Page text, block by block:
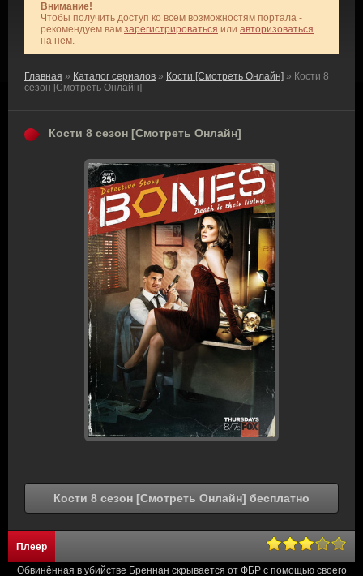
Внимание!
Чтобы получить доступ ко всем возможностям портала -
рекомендуем вам зарегистрироваться или авторизоваться
на нем.
Главная » Каталог сериалов » Кости [Смотреть Онлайн] » Кости 8
сезон [Смотреть Онлайн]
Кости 8 сезон [Смотреть Онлайн]
Кости 8 сезон [Смотреть Онлайн] бесплатно
Плеер
Обвинённая в убийстве Бреннан скрывается от ФБР с помощью своего